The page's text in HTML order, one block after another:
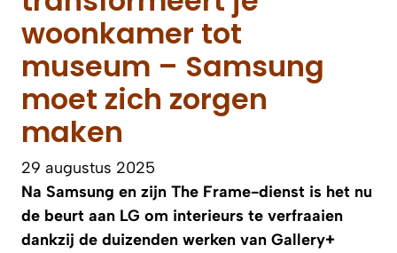
woonkamer tot
museum – Samsung
moet zich zorgen
maken
29 augustus 2025
Na Samsung en zijn The Frame-dienst is het nu
de beurt aan LG om interieurs te verfraaien
dankzij de duizenden werken van Gallery+